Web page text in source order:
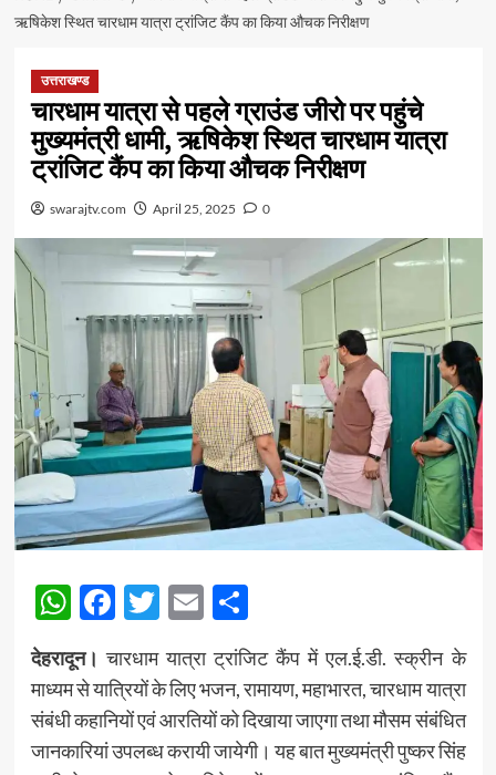
ऋषिकेश स्थित चारधाम यात्रा ट्रांजिट कैंप का किया औचक निरीक्षण
उत्तराखण्ड
चारधाम यात्रा से पहले ग्राउंड जीरो पर पहुंचे
मुख्यमंत्री धामी, ऋषिकेश स्थित चारधाम यात्रा
ट्रांजिट कैंप का किया औचक निरीक्षण
swarajtv.com April 25, 2025 0
WhatsApp
Facebook
Twitter
EmailShare
देहरादून। चारधाम यात्रा ट्रांजिट कैंप में एल.ई.डी. स्क्रीन के
माध्यम से यात्रियों के लिए भजन, रामायण, महाभारत, चारधाम यात्रा
संबंधी कहानियों एवं आरतियों को दिखाया जाएगा तथा मौसम संबंधित
जानकारियां उपलब्ध करायी जायेगी। यह बात मुख्यमंत्री पुष्कर सिंह